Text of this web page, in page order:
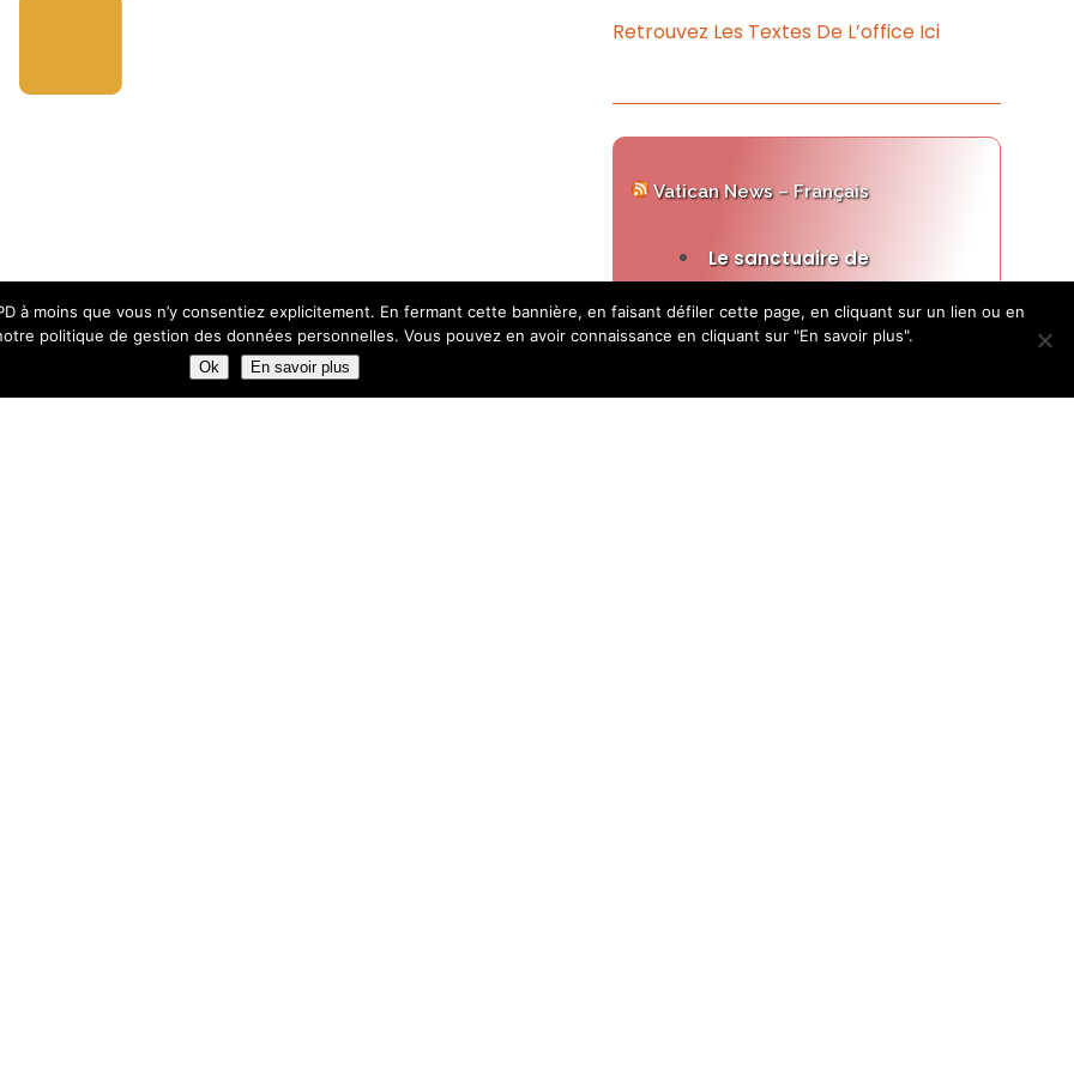
Retrouvez Les Textes De L’office Ici
Vatican News – Français
Le sanctuaire de
Medjugorje vandalisé reste
ouvert
à moins que vous n’y consentiez explicitement. En fermant cette bannière, en faisant défiler cette page, en cliquant sur un lien ou en
politique de gestion des données personnelles. Vous pouvez en avoir connaissance en cliquant sur "En savoir plus".
Ok En savoir plus